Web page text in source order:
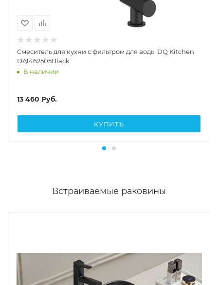
Смеситель для кухни с фильтром для воды DQ Kitchen
DA1462505Black
В наличии
13 460 Руб.
КУПИТЬ
Встраиваемые раковины